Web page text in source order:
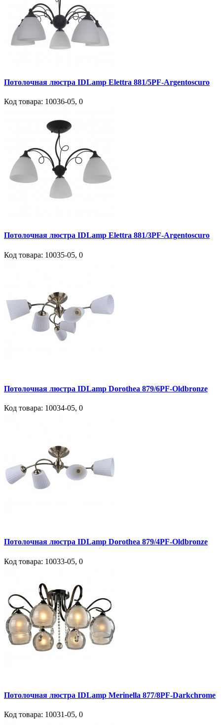
Потолочная люстра IDLamp Elettra 881/5PF-Argentoscuro
Код товара: 10036-05, 0
Потолочная люстра IDLamp Elettra 881/3PF-Argentoscuro
Код товара: 10035-05, 0
Потолочная люстра IDLamp Dorothea 879/6PF-Oldbronze
Код товара: 10034-05, 0
Потолочная люстра IDLamp Dorothea 879/4PF-Oldbronze
Код товара: 10033-05, 0
Потолочная люстра IDLamp Merinella 877/8PF-Darkchrome
Код товара: 10031-05, 0